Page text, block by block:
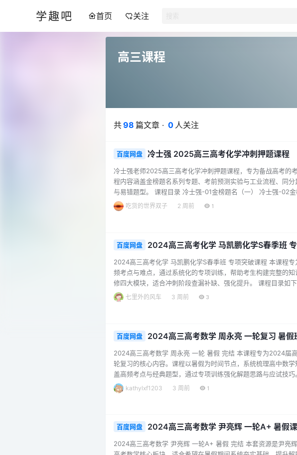
学趣吧 首页 关注
高三课程
共98 篇文章 · 0 人关注
百度网盘 冷士强 2025高三高考化学冲刺押题课程
冷士强老师2025高三高考化学冲刺押题课程，专为备战高考的
程内容涵盖金榜题名系列专题、考前预测实验与工业流程、同
与易错题型。 课程目录 冷士强-01金榜题名（一） 冷士强-02
实验与工业 冷士强-05金榜题名（五） 02冲刺班第2讲的补充
容紧贴高考命题趋势，注重实战演练与解题技巧的传授。金榜
吃货的世界双子 2 周前 1
百度网盘 2024高三高考化学 马凯鹏化学S春季班
2024高三高考化学 马凯鹏化学S春季班 专项突破课程 本课程
频考点与难点，通过系统化的专项训练，帮助考生构建完整的
修四大模块，适合冲刺阶段查漏补缺、强化提升。 课程目录如
【原理专项】热速率平衡综合（上） 【原理专项】热速率平衡
氧化还原及特殊原电池 【选择专项】电化学应用 【选择专项
七里外的风车 3 周前 3
百度网盘 2024高三高考数学 周永亮 一轮复习 暑假
2024高三高考数学 周永亮 一轮 暑假 完结 本课程专为2024届
轮复习的核心内容。课程以暑假为时间节点，系统梳理高中数
盖高频考点与经典题型，通过专项训练强化解题思路与应试技
层层递进，适合不同水平的学生查漏补缺、稳步提分。 课程特
讲解深入浅出，注重方法总结 配套高频题型训练，实战演练提
kathylxf1203 3 周前 1
百度网盘 2024高三高考数学 尹亮辉 一轮A+ 暑假
2024高三高考数学 尹亮辉 一轮A+ 暑假 完结 本套资源是尹亮